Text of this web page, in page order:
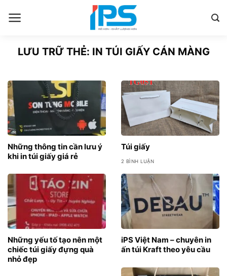
qua
LƯU TRỮ THẺ: IN TÚI GIẤY CÁN MÀNG
Những thông tin cần lưu ý
khi in túi giấy giá rẻ
Túi giấy
2 BÌNH LUẬN
iPS Việt Nam – chuyên in
ấn túi Kraft theo yêu cầu
Những yếu tố tạo nên một
chiếc túi giấy đựng quà
nhỏ đẹp